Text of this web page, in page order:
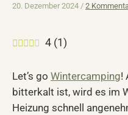
20. Dezember 2024 / 2
4 (1)
Let’s go Wintercamping!
bitterkalt ist, wird es im
Heizung schnell